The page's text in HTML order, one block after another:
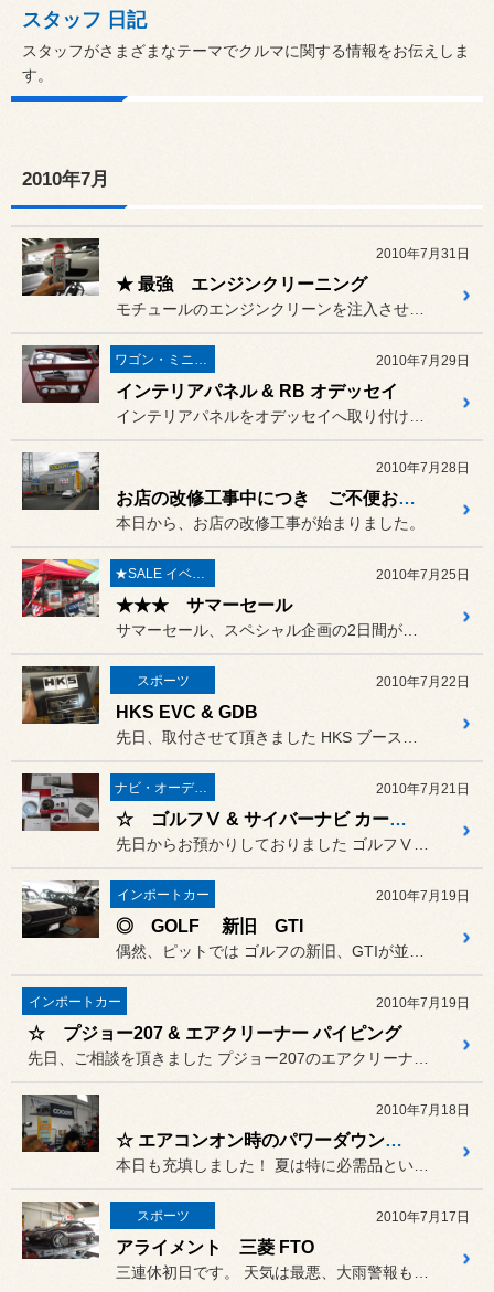
スタッフ 日記
スタッフがさまざまなテーマでクルマに関する情報をお伝えしま
す。
2010年7月
2010年7月31日
★ 最強 エンジンクリーニング
2010年7月29日
インテリアパネル & RB オデッセイ
2010年7月28日
お店の改修工事中につき ご不便おかけします
本日から、お店の改修工事が始まりました。
2010年7月25日
★★★ サマーセール
スポーツ 2010年7月22日
HKS EVC & GDB
ナビ・オーディオ・電装品 2010年7月21日
☆ ゴルフⅤ & サイバーナビ カーシアター インストール
インポートカー 2010年7月19日
◎ GOLF 新旧 GTI
インポートカー 2010年7月19日
☆ プジョー207 & エアクリーナー パイピング
2010年7月18日
☆ エアコンオン時のパワーダウンを抑えます！！！
スポーツ 2010年7月17日
アライメント 三菱 FTO